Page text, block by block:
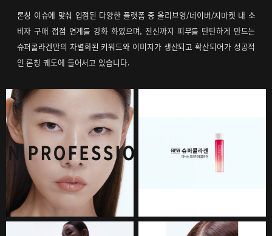
론칭 이슈에 맞춰 입점된 다양한 플랫폼 중 올리브영/네이버/지마켓 내 소
비자 구매 접점 연계를 강화 화였으며, 전신까지 피부를 탄탄하게 만드는
슈퍼콜라겐만의 차별화된 키워드와 이미지가 생산되고 확산되어가 성공적
인 론칭 궤도에 들어서고 있습니다.